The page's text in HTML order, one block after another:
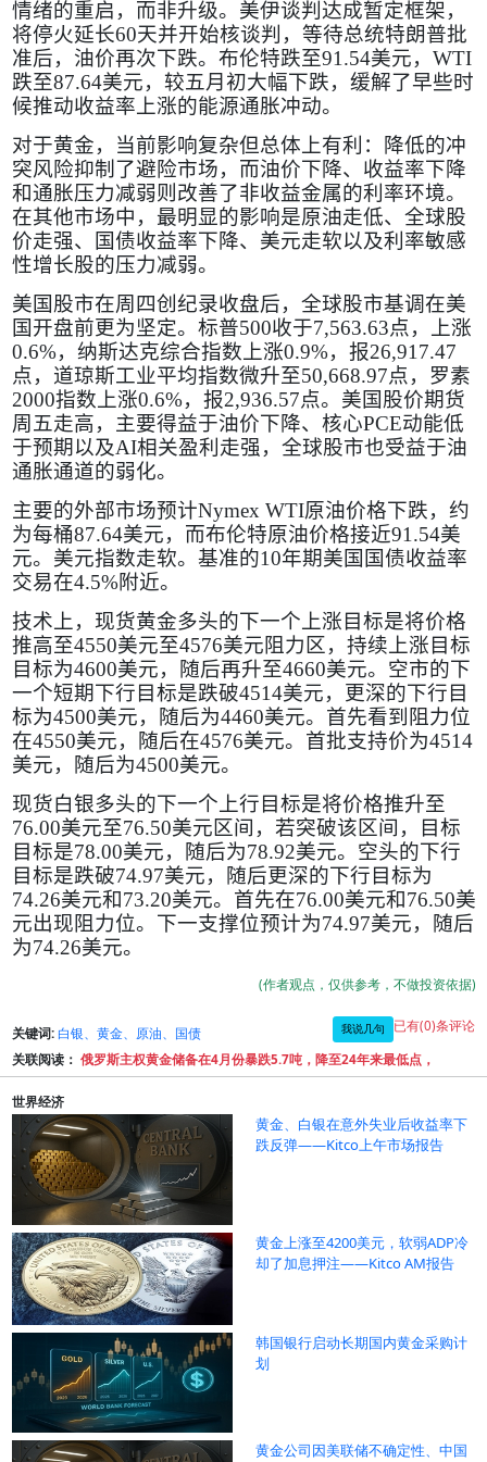
情绪的重启，而非升级。美伊谈判达成暂定框架，
将停火延长60天并开始核谈判，等待总统特朗普批
准后，油价再次下跌。布伦特跌至91.54美元， WTI
跌至87.64美元，较五月初大幅下跌，缓解了早些时
候推动收益率上涨的能源通胀冲动。
对于黄金，当前影响复杂但总体上有利：降低的冲
突风险抑制了避险市场，而油价下降、收益率下降
和通胀压力减弱则改善了非收益金属的利率环境。
在其他市场中，最明显的影响是原油走低、全球股
价走强、国债收益率下降、美元走软以及利率敏感
性增长股的压力减弱。
美国股市在周四创纪录收盘后，全球股市基调在美
国开盘前更为坚定。标普500收于7,563.63点，上涨
0.6%，纳斯达克综合指数上涨0.9%，报26,917.47
点，道琼斯工业平均指数微升至50,668.97点，罗素
2000指数上涨0.6%，报2,936.57点。美国股价期货
周五走高，主要得益于油价下降、核心PCE动能低
于预期以及AI相关盈利走强，全球股市也受益于油
通胀通道的弱化。
主要的外部市场预计Nymex WTI原油价格下跌，约
为每桶87.64美元，而布伦特原油价格接近91.54美
元。美元指数走软。基准的10年期美国国债收益率
交易在4.5%附近。
技术上，现货黄金多头的下一个上涨目标是将价格
推高至4550美元至4576美元阻力区，持续上涨目标
目标为4600美元，随后再升至4660美元。空市的下
一个短期下行目标是跌破4514美元，更深的下行目
标为4500美元，随后为4460美元。首先看到阻力位
在4550美元，随后在4576美元。首批支持价为4514
美元，随后为4500美元。
现货白银多头的下一个上行目标是将价格推升至
76.00美元至76.50美元区间，若突破该区间，目标
目标是78.00美元，随后为78.92美元。空头的下行
目标是跌破74.97美元，随后更深的下行目标为
74.26美元和73.20美元。首先在76.00美元和76.50美
元出现阻力位。下一支撑位预计为74.97美元，随后
为74.26美元。
(作者观点，仅供参考，不做投资依据)
关键词: 白银、黄金、原油、国债 我说几句 已有(0)条评论
关联阅读： 俄罗斯主权黄金储备在4月份暴跌5.7吨，降至24年来最低点，
世界经济
黄金、白银在意外失业后收益率下
跌反弹——Kitco上午市场报告
黄金上涨至4200美元，软弱ADP冷
却了加息押注——Kitco AM报告
韩国银行启动长期国内黄金采购计
划
黄金公司因美联储不确定性、中国